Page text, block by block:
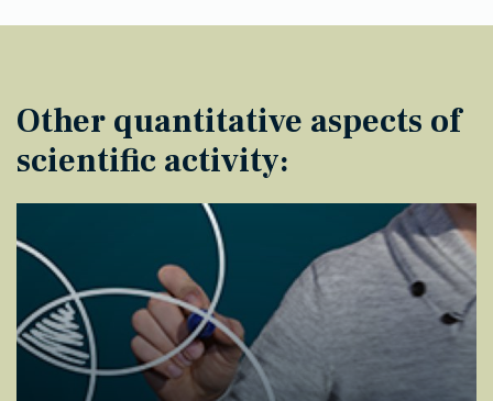
Other quantitative aspects of
scientific activity: